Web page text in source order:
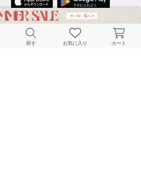
SERVICE
探す お気に入り カート